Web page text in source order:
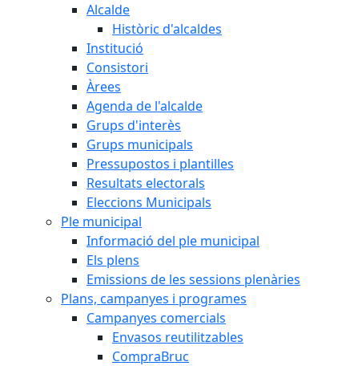
Alcalde
Històric d'alcaldes
Institució
Consistori
Àrees
Agenda de l'alcalde
Grups d'interès
Grups municipals
Pressupostos i plantilles
Resultats electorals
Eleccions Municipals
Ple municipal
Informació del ple municipal
Els plens
Emissions de les sessions plenàries
Plans, campanyes i programes
Campanyes comercials
Envasos reutilitzables
CompraBruc